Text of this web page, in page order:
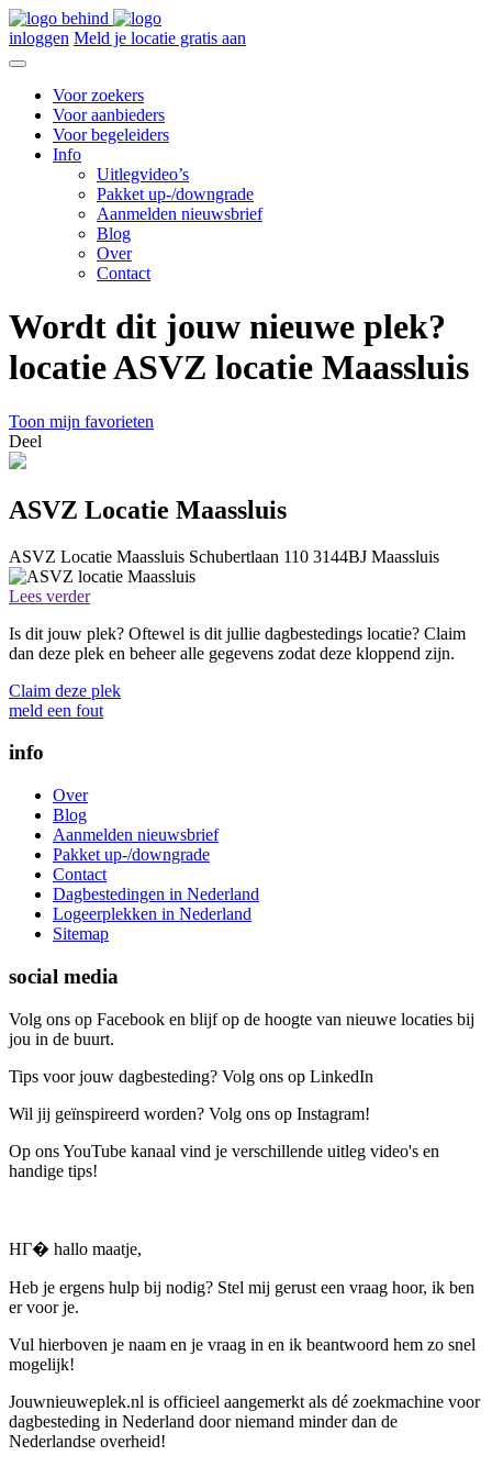
inloggen Meld je locatie gratis aan
Voor zoekers
Voor aanbieders
Voor begeleiders
Info
Uitlegvideo’s
Pakket up-/downgrade
Aanmelden nieuwsbrief
Blog
Over
Contact
Wordt dit jouw nieuwe plek?
locatie ASVZ locatie Maassluis
Toon mijn favorieten
Deel
ASVZ Locatie Maassluis
ASVZ Locatie Maassluis Schubertlaan 110 3144BJ Maassluis
Lees verder
Is dit jouw plek? Oftewel is dit jullie dagbestedings locatie? Claim
dan deze plek en beheer alle gegevens zodat deze kloppend zijn.
Claim deze plek
meld een fout
info
Over
Blog
Aanmelden nieuwsbrief
Pakket up-/downgrade
Contact
Dagbestedingen in Nederland
Logeerplekken in Nederland
Sitemap
social media
Volg ons op Facebook en blijf op de hoogte van nieuwe locaties bij
jou in de buurt.
Tips voor jouw dagbesteding? Volg ons op LinkedIn
Wil jij geïnspireerd worden? Volg ons op Instagram!
Op ons YouTube kanaal vind je verschillende uitleg video's en
handige tips!
HГ� hallo maatje,
Heb je ergens hulp bij nodig? Stel mij gerust een vraag hoor, ik ben
er voor je.
Vul hierboven je naam en je vraag in en ik beantwoord hem zo snel
mogelijk!
Jouwnieuweplek.nl is officieel aangemerkt als dé zoekmachine voor
dagbesteding in Nederland door niemand minder dan de
Nederlandse overheid!